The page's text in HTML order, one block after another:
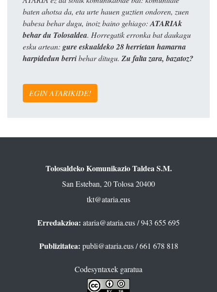
baten ahotsa da, eta urte hauen guztien ondoren, zuen
babesa behar dugu, inoiz baino gehiago: ATARIAk
behar du Tolosaldea. Horregatik erronka bat daukagu
esku artean: gure eskualdeko 28 herrietan hamarna
harpidedun berribehar ditugu. Zu falta zara, bazatoz?
EGIN ATARIKIDE!
Tolosaldeko Komunikazio Taldea S.M.
San Esteban, 20 Tolosa 20400
tkt@ataria.eus
Erredakzioa: ataria@ataria.eus/ 943 655 695
Publizitatea: publi@ataria.eus/ 661 678 818
Codesyntaxek garatua